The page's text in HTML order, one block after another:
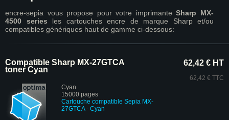
encre-sepia vous propose pour votre imprimanteSharp MX-
4500 series les cartouches encre de marque Sharp et/ou
compatibles génériques haut de gamme ci-dessous:
Compatible Sharp MX-27GTCA
toner Cyan
Cyan
15000 pages
Cartouche compatible Sepia MX-
27GTCA - Cyan
62,42 € HT
62,42 € TTC